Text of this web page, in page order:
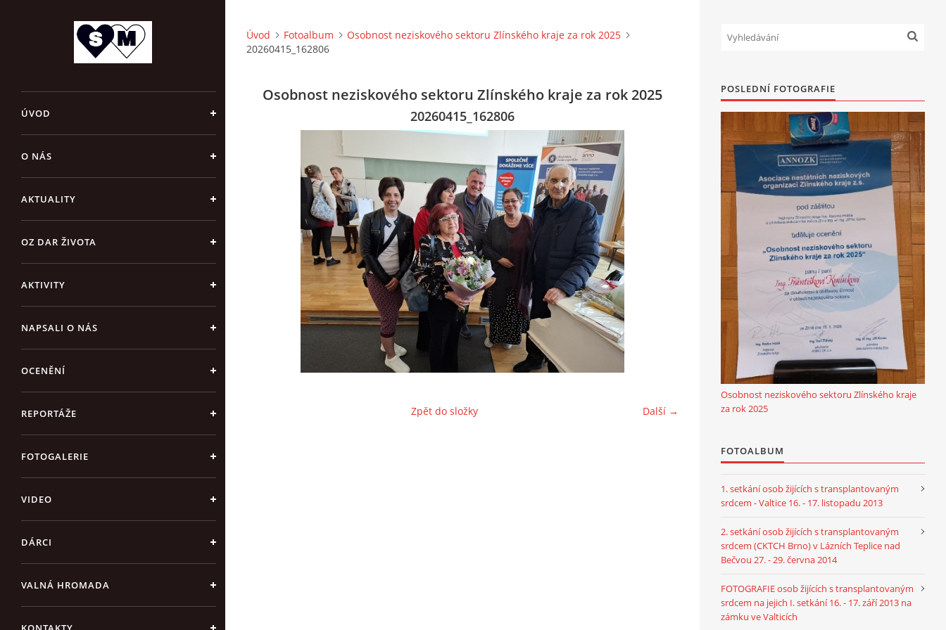
ÚVOD
O NÁS
AKTUALITY
OZ DAR ŽIVOTA
AKTIVITY
NAPSALI O NÁS
OCENĚNÍ
REPORTÁŽE
FOTOGALERIE
VIDEO
DÁRCI
VALNÁ HROMADA
Úvod Fotoalbum
Osobnost neziskového sektoru Zlínského kraje za rok 2025
20260415_162806
Osobnost neziskového sektoru Zlínského kraje za rok 2025
20260415_162806
Další →
Zpět do složky
POSLEDNÍ FOTOGRAFIE
Osobnost neziskového sektoru Zlínského kraje
za rok 2025
FOTOALBUM
1. setkání osob žijících s transplantovaným
srdcem - Valtice 16. - 17. listopadu 2013
2. setkání osob žijících s transplantovaným
srdcem (CKTCH Brno) v Lázních Teplice nad
Bečvou 27. - 29. června 2014
FOTOGRAFIE osob žijících s transplantovaným
srdcem na jejich I. setkání 16. - 17. září 2013 na
zámku ve Valticích